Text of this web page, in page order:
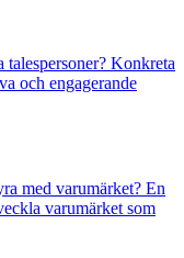
Konkreta
och engagerande
med varumärket? En
varumärket som